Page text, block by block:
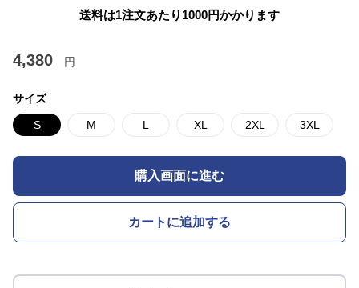
送料は1注文あたり 1000円かかります
4,380 円
サイズ
S M L XL 2XL 3XL
購入画面に進む
カートに追加する